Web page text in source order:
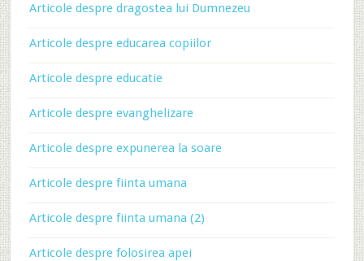
Articole despre dragostea lui Dumnezeu
Articole despre educarea copiilor
Articole despre educatie
Articole despre evanghelizare
Articole despre expunerea la soare
Articole despre fiinta umana
Articole despre fiinta umana (2)
Articole despre folosirea apei